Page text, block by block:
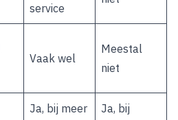
service
Vaak wel
Meestal
niet
Ja, bij meer
Ja, bij